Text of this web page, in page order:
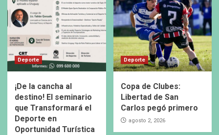
Deporte
¡De la cancha al
destino! El seminario
que Transformará el
Deporte en
Oportunidad Turística
Deporte
Copa de Clubes:
Libertad de San
Carlos pegó primero
agosto 2, 2026